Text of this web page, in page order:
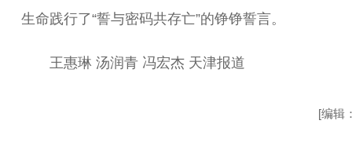
生命践行了“誓与密码共存亡”的铮铮誓言。
王惠琳 汤润青 冯宏杰 天津报道
[编辑